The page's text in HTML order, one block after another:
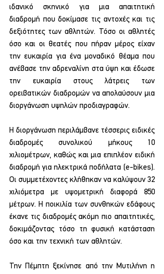
ιδανικό σκηνικό για μια απαιτητική
διαδρομή που δοκίμασε τις αντοχές και τις
δεξιότητες των αθλητών. Τόσο οι αθλητές
όσο και οι θεατές που πήραν μέρος είχαν
την ευκαιρία για ένα μοναδικό θέαμα που
ανέβασε την αδρεναλίνη στα ύψη και έδωσε
την ευκαιρία στους λάτρεις των
ορειβατικών διαδρομών να απολαύσουν μια
διοργάνωση υψηλών προδιαγραφών.
Η διοργάνωση περιλάμβανε τέσσερις ειδικές
διαδρομές συνολικού μήκους 10
χιλιομέτρων, καθώς και μια επιπλέον ειδική
διαδρομή για ηλεκτρικά ποδήλατα (e-bikes).
Οι συμμετέχοντες κλήθηκαν να καλύψουν 32
χιλιόμετρα με υψομετρική διαφορά 850
μέτρων. Η ποικιλία των συνθηκών εδάφους
έκανε τις διαδρομές ακόμη πιο απαιτητικές,
δοκιμάζοντας τόσο τη φυσική κατάσταση
όσο και την τεχνική των αθλητών.
Την Πέμπτη ξεκίνησε από την Μυτιλήνη η